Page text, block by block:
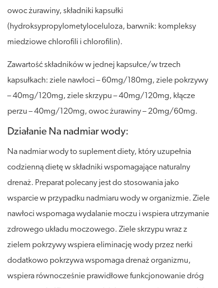
owoc żurawiny, składniki kapsułki
(hydroksypropylometyloceluloza, barwnik: kompleksy
miedziowe chlorofili i chlorofilin).
Zawartość składników w jednej kapsułce/w trzech
kapsułkach: ziele nawłoci – 60mg/180mg, ziele pokrzywy
– 40mg/120mg, ziele skrzypu – 40mg/120mg, kłącze
perzu – 40mg/120mg, owoc żurawiny – 20mg/60mg.
Działanie Na nadmiar wody:
Na nadmiar wody to suplement diety, który uzupełnia
codzienną dietę w składniki wspomagające naturalny
drenaż. Preparat polecany jest do stosowania jako
wsparcie w przypadku nadmiaru wody w organizmie. Ziele
nawłoci wspomaga wydalanie moczu i wspiera utrzymanie
zdrowego układu moczowego. Ziele skrzypu wraz z
zielem pokrzywy wspiera eliminację wody przez nerki
dodatkowo pokrzywa wspomaga drenaż organizmu,
wspiera równocześnie prawidłowe funkcjonowanie dróg